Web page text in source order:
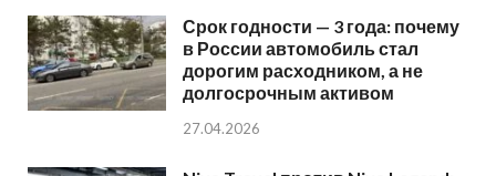
Срок годности — 3 года: почему
в России автомобиль стал
дорогим расходником, а не
долгосрочным активом
27.04.2026